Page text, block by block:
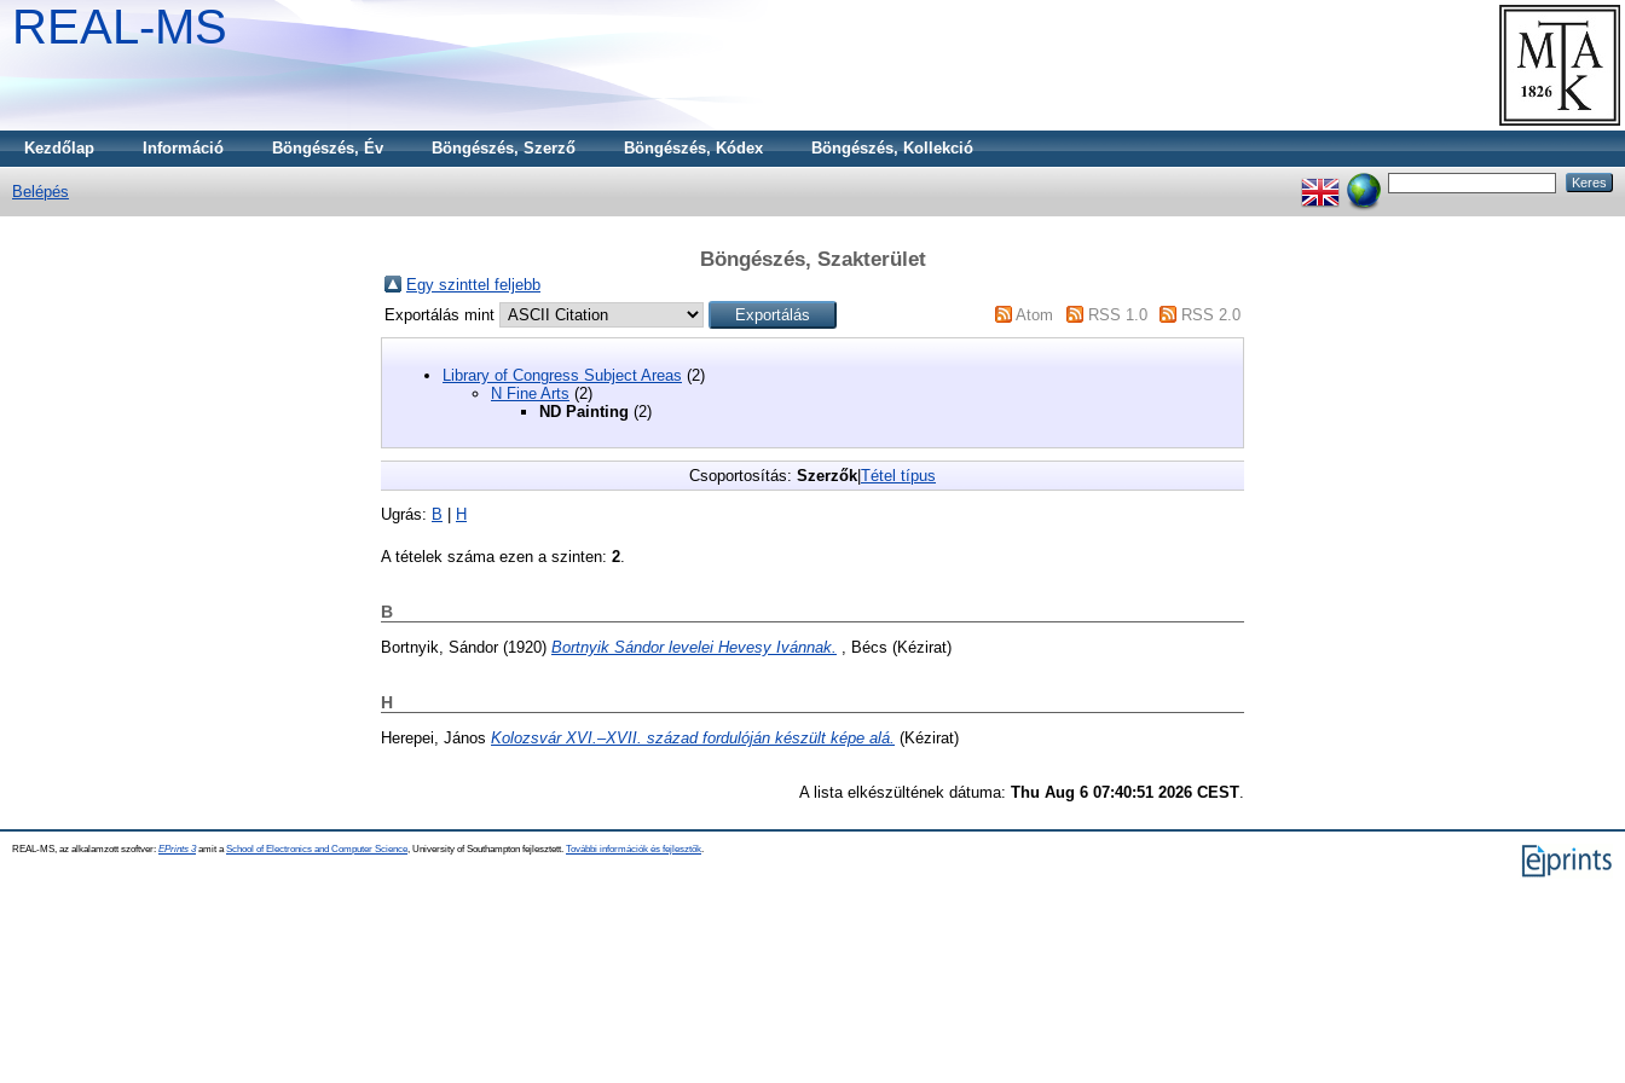
REAL-MS
Kezdőlap Információ Böngészés, Év Böngészés, Szerző Böngészés, Kódex Böngészés, Kollekció
Belépés
Böngészés, Szakterület
Egy szinttel feljebb
Exportálás mint
Atom RSS 1.0 RSS 2.0
Library of Congress Subject Areas (2)
N Fine Arts (2)
ND Painting (2)
Csoportosítás: Szerzők Tétel típus
Ugrás: B H
A tételek száma ezen a szinten: 2.
B
Bortnyik, Sándor(1920) Bortnyik Sándor levelei Hevesy Ivánnak. , Bécs (Kézirat)
H
Herepei, János Kolozsvár XVI.–XVII. század fordulóján készült képe alá. (Kézirat)
A lista elkészültének dátuma: Thu Aug 6 07:40:51 2026 CEST
REAL-MS, az alkalamzott szoftver: EPrints 3amit a School of Electronics and Computer Science , University of Southampton fejlesztett. További információk és fejlesztők